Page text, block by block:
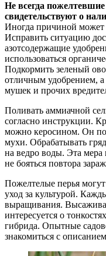
Не всегда
свидетельствуют о
Иногда причиной может
Исправить ситуацию
азотсодержащие
использоваться
Подкормить зеленый
отличным удобрением, а
мушек и прочих
Поливать аммиачной
согласно инструкции.
можно керосином. Он
мухи. Обрабатывать
на ведро воды. Эта
не бояться повтора
Пожелтелые перья
уход за культурой.
выращивания.
интересуется о
гибрида. Опытные
знакомиться с